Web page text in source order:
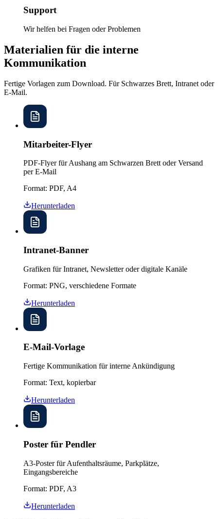
Support
Wir helfen bei Fragen oder Problemen
Materialien für die interne
Kommunikation
Fertige Vorlagen zum Download. Für Schwarzes Brett, Intranet oder
E-Mail.
Mitarbeiter-Flyer
PDF-Flyer für Aushang am Schwarzen Brett oder Versand
per E-Mail
Format: PDF, A4
Herunterladen
Intranet-Banner
Grafiken für Intranet, Newsletter oder digitale Kanäle
Format: PNG, verschiedene Formate
Herunterladen
E-Mail-Vorlage
Fertige Kommunikation für interne Ankündigung
Format: Text, kopierbar
Herunterladen
Poster für Pendler
A3-Poster für Aufenthaltsräume, Parkplätze,
Eingangsbereiche
Format: PDF, A3
Herunterladen